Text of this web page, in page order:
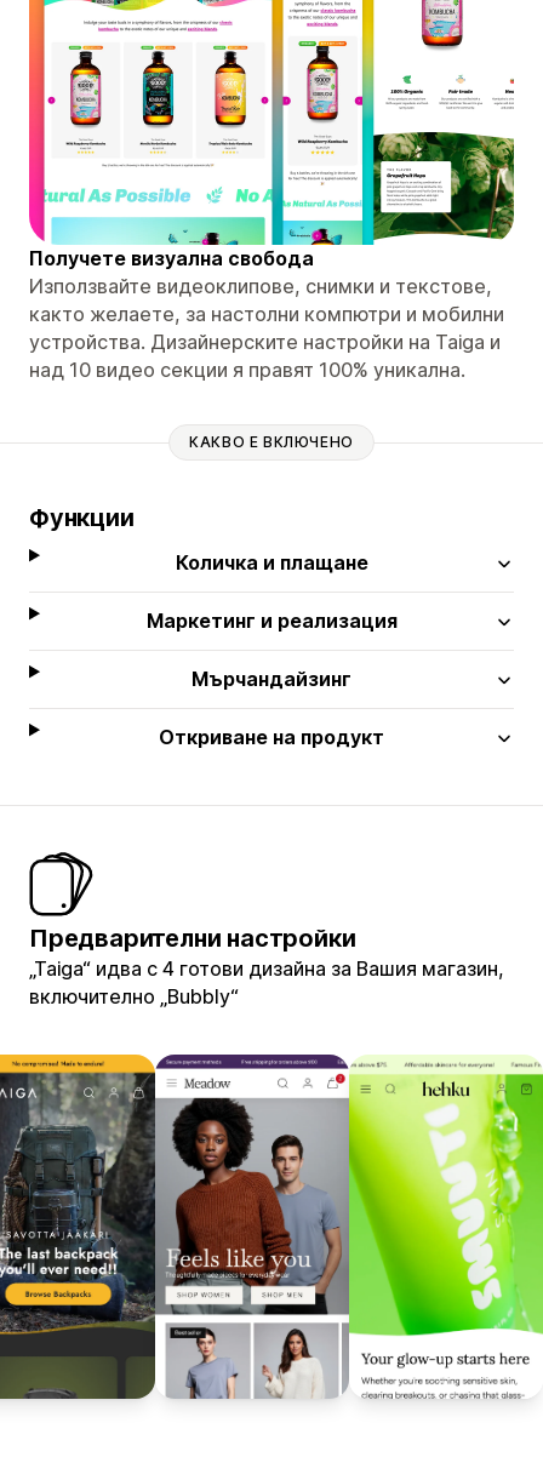
Получете визуална свобода
Използвайте видеоклипове, снимки и текстове,
както желаете, за настолни компютри и мобилни
устройства. Дизайнерските настройки на Taiga и
над 10 видео секции я правят 100% уникална.
КАКВО Е ВКЛЮЧЕНО
Функции
Количка и плащане
Маркетинг и реализация
Мърчандайзинг
Откриване на продукт
Предварителни настройки
„Taiga“ идва с 4 готови дизайна за Вашия магазин,
включително „Bubbly“